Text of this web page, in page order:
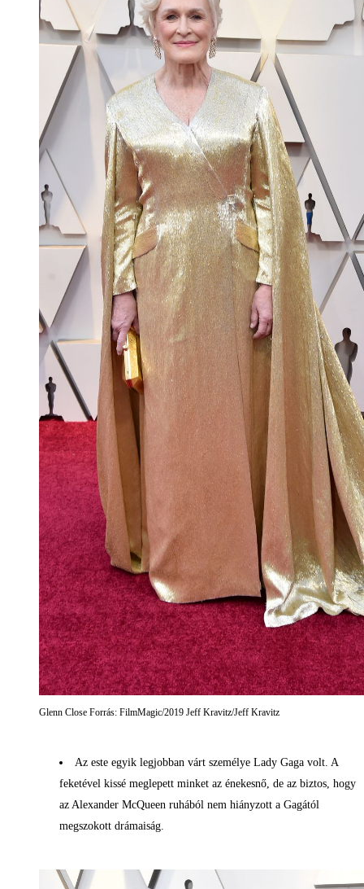
Glenn Close Forrás: FilmMagic/2019 Jeff Kravitz/Jeff Kravitz
Az este egyik legjobban várt személye Lady Gaga volt. A
feketével kissé meglepett minket az énekesnő, de az biztos, hogy
az Alexander McQueen ruhából nem hiányzott a Gagától
megszokott drámaiság.